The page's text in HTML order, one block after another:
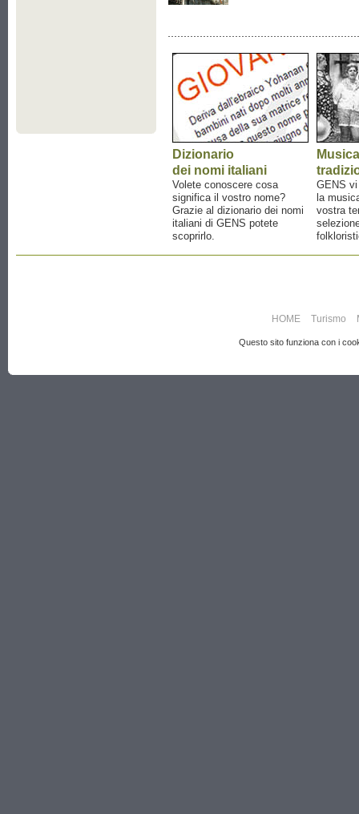
Dizionario
dei nomi italiani
Volete conoscere cosa
significa il vostro nome?
Grazie al dizionario dei nomi
italiani di GENS potete
scoprirlo.
Musica
GENS
la
vostra
HOME Turismo
Questo sito funziona con i